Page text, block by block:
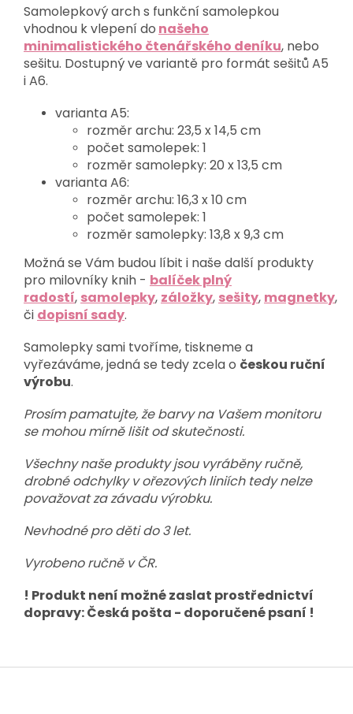
Samolepkový arch s funkční samolepkou
vhodnou k vlepení do našeho
minimalistického čtenářského deníku, nebo
sešitu. Dostupný ve variantě pro formát sešitů A5
i A6.
varianta A5:
rozměr archu: 23,5 x 14,5 cm
počet samolepek: 1
rozměr samolepky: 20 x 13,5 cm
varianta A6:
rozměr archu: 16,3 x 10 cm
počet samolepek: 1
rozměr samolepky: 13,8 x 9,3 cm
Možná se Vám budou líbit i naše další produkty
pro milovníky knih - balíček plný
radostí, samolepky, záložky, sešity, magnetky,
či dopisní sady.
Samolepky sami tvoříme, tiskneme a
vyřezáváme, jedná se tedy zcela o českou ruční
výrobu.
Prosím pamatujte, že barvy na Vašem monitoru
se mohou mírně lišit od skutečnosti.
Všechny naše produkty jsou vyráběny ručně,
drobné odchylky v ořezových liniích tedy nelze
považovat za závadu výrobku.
Nevhodné pro děti do 3 let.
Vyrobeno ručně v ČR.
! Produkt není možné zaslat prostřednictví
dopravy: Česká pošta - doporučené psaní !
Z